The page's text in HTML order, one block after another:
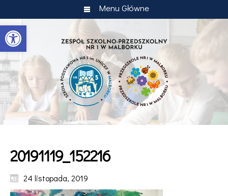
Otwórz pasek narzędzi
Menu Główne
20191119_152216
24 listopada, 2019